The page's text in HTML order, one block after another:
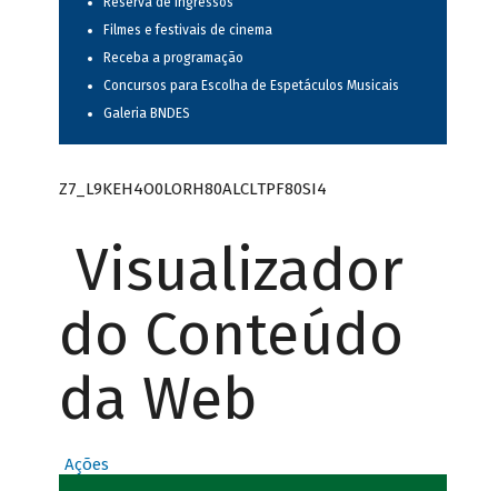
Filmes e festivais de cinema
Receba a programação
Concursos para Escolha de Espetáculos Musicais
Galeria BNDES
Z7_L9KEH4O0LORH80ALCLTPF80SI4
Visualizador
do Conteúdo
da Web
Ações